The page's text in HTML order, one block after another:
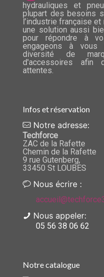
hydrauliques et
plupart des besoins
l’industrie française
une solution aussi
pour répondre à
engageons à vous
diversité de
d'accessoires afin
attentes.
Infos et réservation
Notre adresse:
Techforce
ZAC de la Rafette
Chemin de la Rafette
9 rue Gutenberg,
33450 St LOUBES
Nous écrire :
Nous appeler:
05 56 38 06 62
Notre catalogue